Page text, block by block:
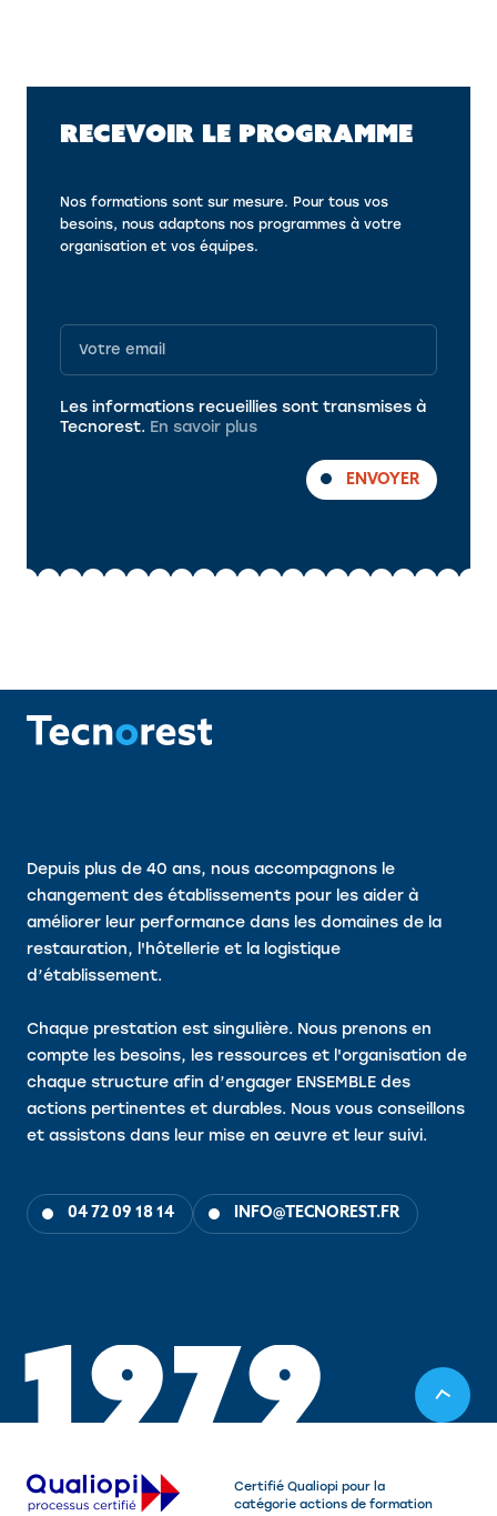
RECEVOIR LE PROGRAMME
Nos formations sont sur mesure. Pour tous vos
besoins, nous adaptons nos programmes à votre
organisation et vos équipes.
Programme
Les informations recueillies sont transmises à
Tecnorest. En savoir plus
ENVOYER
Depuis plus de 40 ans, nous accompagnons le
changement des établissements pour les aider à
améliorer leur performance dans les domaines de la
restauration, l'hôtellerie et la logistique
d’établissement.
Chaque prestation est singulière. Nous prenons en
compte les besoins, les ressources et l'organisation de
chaque structure afin d’engager ENSEMBLE des
actions pertinentes et durables. Nous vous conseillons
et assistons dans leur mise en œuvre et leur suivi.
04 72 09 18 14 INFO@TECNOREST.FR
1979
Certifié Qualiopi pour la
catégorie actions de formation